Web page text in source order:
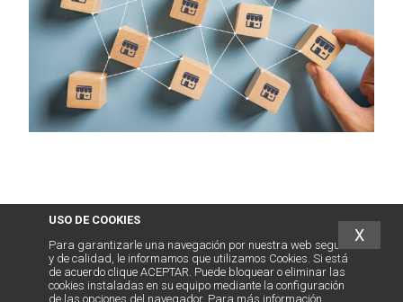
USO DE COOKIES
Para garantizarle una navegación por nuestra web segura
y de calidad, le informamos que utilizamos Cookies. Si está
de acuerdo clique ACEPTAR. Puede bloquear o eliminar las
cookies instaladas en su equipo mediante la configuración
de las opciones del navegador. Para más información
X